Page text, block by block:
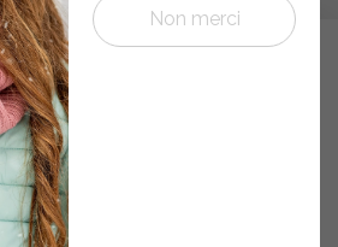
PRODUITS
FEMMES
HOMMES
ENFANTS
Non merci